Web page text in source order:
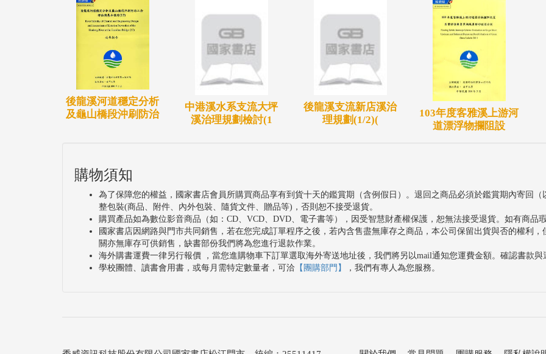
市政府已於98年度完成青草湖清淤工程，惟客雅溪上游大型社區開發仍不斷會將土砂帶入客雅
溪，流入青草湖，致青草湖必須每隔一段時間必須進行清淤。
本次計畫目的係如何利用水力排砂以減緩水庫囚砂率，並評估排洪時配合客雅溪排水整治將泥
砂排放至河口之效益，以減少庫內及客雅溪渠底清淤疏浚量，維持水庫沿岸環境景觀，使地區
風貌重塑，恢復往日湖光山色景緻，達成增進休閒遊憩及環境營造之目標。
研究範圍包含客雅溪出海口至治理計畫界點北坑橋，主流長度共計約25公里，流域面積約為
51.31平方公里。青草湖風景特定區計畫範圍，上游為環湖橋，下游為溢洪道，並以青草湖環湖
後龍溪河道穩定分析
及龜山橋段沖刷防治
中港溪水系支流大坪
溪治理規劃檢討(1
後龍溪支流新店溪治
理規劃(1/2)(
103年度客雅溪上游河
道漂浮物攔阻設
購物須知
為了保障您的權益，國家書店會員所購買商品享有到貨十天的鑑賞期（含例假日）。退回之商品必須於鑑賞期內寄回
整包裝(商品、附件、內外包裝、隨貨文件、贈品等)，否則恕不接受退貨。
購買產品如為數位影音商品（如：CD、VCD、DVD、電子書等），因受智慧財產權保護，恕無法接受退貨。如有商品
國家書店因網路與門市共同銷售，若在您完成訂單程序之後，若內含售盡無庫存之商品，本公司保留出貨與否的權利
關亦無庫存可供銷售，缺書部份我們將為您進行退款作業。
海外購書運費一律另行報價 ，當您進購物車下訂單選取海外寄送地址後，我們將另以mail通知您運費金額。確認書款
學校團體、讀書會用書，或每月需特定數量者，可洽 【團購部門】 ，我們有專人為您服務。